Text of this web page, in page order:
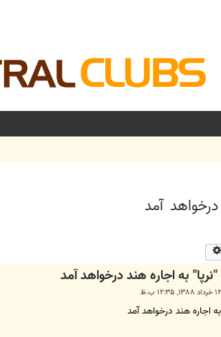
آمد
به اجاره هند درخواهد آمد
اجاره هند درخواهد آمد